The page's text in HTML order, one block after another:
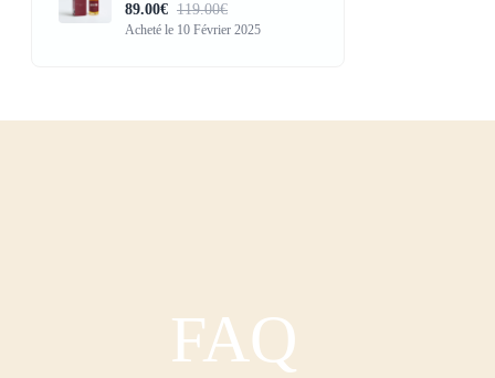
89.00€ 119.00€
Acheté le 10 Février 2025
FAQ